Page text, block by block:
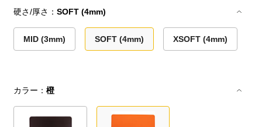
硬さ/厚さ：SOFT (4mm)
MID (3mm) SOFT (4mm) XSOFT (4mm)
カラー：橙